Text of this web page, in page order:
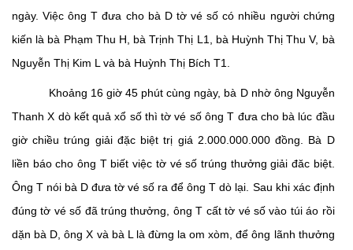
ngày. Việc ông T đưa cho bà D tờ vé số có nhiều người chứng
kiến là bà Phạm Thu H, bà Trịnh Thị L1, bà Huỳnh Thị Thu V, bà
Nguyễn Thị Kim L và bà Huỳnh Thị Bích T1.
Khoảng 16 giờ 45 phút cùng ngày, bà D nhờ ông Nguyễn
Thanh X dò kết quả xổ số thì tờ vé số ông T đưa cho bà lúc đầu
giờ chiều trúng giải đặc biệt trị giá 2.000.000.000 đồng. Bà D
liền báo cho ông T biết việc tờ vé số trúng thưởng giải đăc biệt.
Ông T nói bà D đưa tờ vé số ra để ông T dò lại. Sau khi xác định
đúng tờ vé số đã trúng thưởng, ông T cất tờ vé số vào túi áo rồi
dặn bà D, ông X và bà L là đừng la om xòm, để ông lãnh thưởng